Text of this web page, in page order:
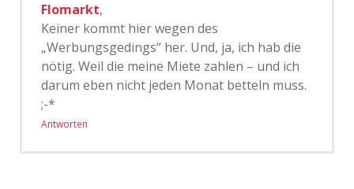
Flomarkt,
Keiner kommt hier wegen des
„Werbungsgedings“ her. Und, ja, ich hab die
nötig. Weil die meine Miete zahlen – und ich
darum eben nicht jeden Monat betteln muss.
;-*
Antworten